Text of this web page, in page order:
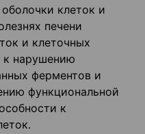
клеток и
печени
и клеточных
к нарушению
ферментов и
функциональной
к